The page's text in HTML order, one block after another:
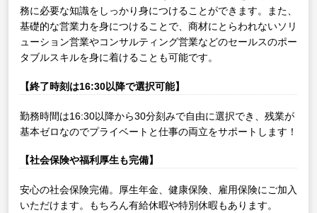
務に必要な知識をしっかり身につけることができます。また、
基礎的な営業力を身につけることで、商材にとらわれないソリ
ューション営業やコンサルティング営業などのセールスのポー
タブルスキルを身に着けることも可能です。
【終了時刻は16:30以降で選択可能】
勤務時間は16:30以降から30分刻みで自由に選択でき、残業が
基本ゼロなのでプライベートと仕事の両立をサポートします！
【社会保険や福利厚生も完備】
安心の社会保険完備。厚生年金、健康保険、雇用保険にご加入
いただけます。もちろん有給休暇や特別休暇もあります。